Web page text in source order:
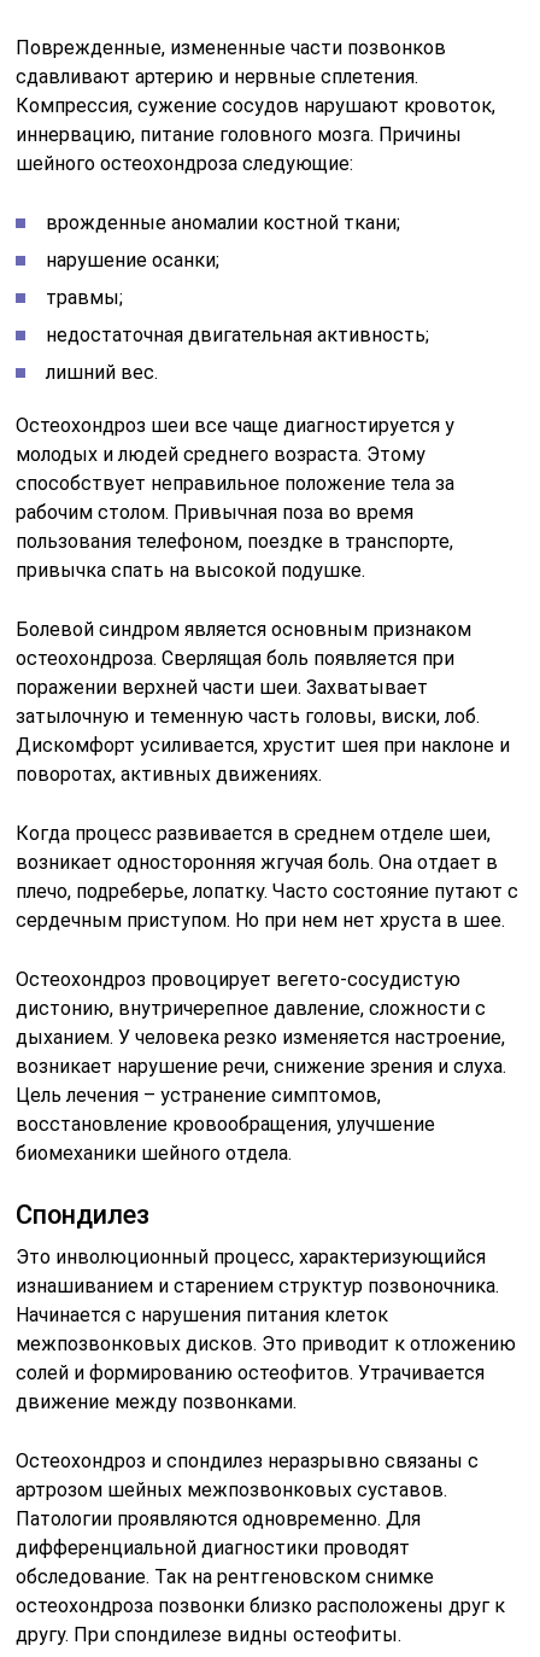
Поврежденные, измененные части позвонков
сдавливают артерию и нервные сплетения.
Компрессия, сужение сосудов нарушают кровоток,
иннервацию, питание головного мозга. Причины
шейного остеохондроза следующие:
врожденные аномалии костной ткани;
нарушение осанки;
травмы;
недостаточная двигательная активность;
лишний вес.
Остеохондроз шеи все чаще диагностируется у
молодых и людей среднего возраста. Этому
способствует неправильное положение тела за
рабочим столом. Привычная поза во время
пользования телефоном, поездке в транспорте,
привычка спать на высокой подушке.
Болевой синдром является основным признаком
остеохондроза. Сверлящая боль появляется при
поражении верхней части шеи. Захватывает
затылочную и теменную часть головы, виски, лоб.
Дискомфорт усиливается, хрустит шея при наклоне и
поворотах, активных движениях.
Когда процесс развивается в среднем отделе шеи,
возникает односторонняя жгучая боль. Она отдает в
плечо, подреберье, лопатку. Часто состояние путают с
сердечным приступом. Но при нем нет хруста в шее.
Остеохондроз провоцирует вегето-сосудистую
дистонию, внутричерепное давление, сложности с
дыханием. У человека резко изменяется настроение,
возникает нарушение речи, снижение зрения и слуха.
Цель лечения – устранение симптомов,
восстановление кровообращения, улучшение
биомеханики шейного отдела.
Спондилез
Это инволюционный процесс, характеризующийся
изнашиванием и старением структур позвоночника.
Начинается с нарушения питания клеток
межпозвонковых дисков. Это приводит к отложению
солей и формированию остеофитов. Утрачивается
движение между позвонками.
Остеохондроз и спондилез неразрывно связаны с
артрозом шейных межпозвонковых суставов.
Патологии проявляются одновременно. Для
дифференциальной диагностики проводят
обследование. Так на рентгеновском снимке
остеохондроза позвонки близко расположены друг к
другу. При спондилезе видны остеофиты.